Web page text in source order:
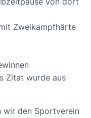
Zweikampfhärte
Zitat wurde aus
wir den Sportverein